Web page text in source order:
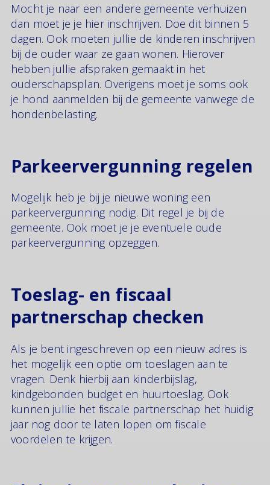
Mocht je naar een andere gemeente verhuizen
dan moet je je hier inschrijven. Doe dit binnen 5
dagen. Ook moeten jullie de kinderen inschrijven
bij de ouder waar ze gaan wonen. Hierover
hebben jullie afspraken gemaakt in het
ouderschapsplan. Overigens moet je soms ook
je hond aanmelden bij de gemeente vanwege de
hondenbelasting.
Parkeervergunning regelen
Mogelijk heb je bij je nieuwe woning een
parkeervergunning nodig. Dit regel je bij de
gemeente. Ook moet je je eventuele oude
parkeervergunning opzeggen.
Toeslag- en fiscaal
partnerschap checken
Als je bent ingeschreven op een nieuw adres is
het mogelijk een optie om toeslagen aan te
vragen. Denk hierbij aan kinderbijslag,
kindgebonden budget en huurtoeslag. Ook
kunnen jullie het fiscale partnerschap het huidig
jaar nog door te laten lopen om fiscale
voordelen te krijgen.